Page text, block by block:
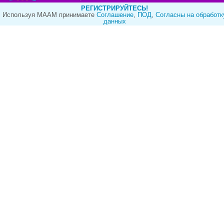
РЕГИСТРИРУЙТЕСЬ!
Используя МААМ принимаете Cоглашение, ПОД, Согласны на
данных